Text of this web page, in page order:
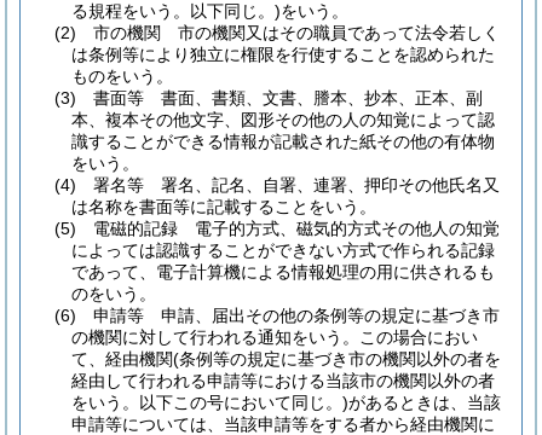
る規程をいう。以下同じ。)をいう。
(2)
市の機関 市の機関又はその職員であって法令若しく
は条例等により独立に権限を行使することを認められた
ものをいう。
(3)
書面等 書面、書類、文書、謄本、抄本、正本、副
本、複本その他文字、図形その他の人の知覚によって認
識することができる情報が記載された紙その他の有体物
をいう。
(4)
署名等 署名、記名、自署、連署、押印その他氏名又
は名称を書面等に記載することをいう。
(5)
電磁的記録 電子的方式、磁気的方式その他人の知覚
によっては認識することができない方式で作られる記録
であって、電子計算機による情報処理の用に供されるも
のをいう。
(6)
申請等 申請、届出その他の条例等の規定に基づき市
の機関に対して行われる通知をいう。
この場合におい
て、経由機関(条例等の規定に基づき市の機関以外の者を
経由して行われる申請等における当該市の機関以外の者
をいう。以下この号において同じ。)があるときは、当該
申請等については、当該申請等をする者から経由機関に